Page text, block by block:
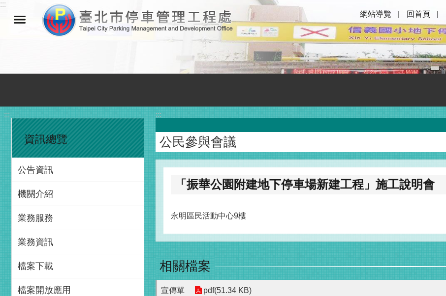
跳到主要內容區塊
:::
網站導覽
回首頁
:::
資訊總覽
公告資訊
機關介紹
業務服務
業務資訊
檔案下載
檔案開放應用
:::
公民參與會議
「振華公園附建地下停車場新建工程」施工說明會
永明區民活動中心9樓
相關檔案
宣傳單 pdf(51.34 KB)